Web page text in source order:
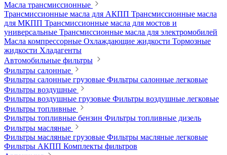
Масла трансмиссионные
Трансмиссионные масла для АКПП Трансмиссионные масла
для МКПП Трансмиссионные масла для мостов и
универсальные Трансмиссионные масла для электромобилей
Масла компрессорные Охлаждающие жидкости Тормозные
жидкости Хладагенты
Автомобильные фильтры
Фильтры салонные
Фильтры салонные грузовые Фильтры салонные легковые
Фильтры воздушные
Фильтры воздушные грузовые Фильтры воздушные легковые
Фильтры топливные
Фильтры топливные бензин Фильтры топливные дизель
Фильтры масляные
Фильтры масляные грузовые Фильтры масляные легковые
Фильтры АКПП Комплекты фильтров